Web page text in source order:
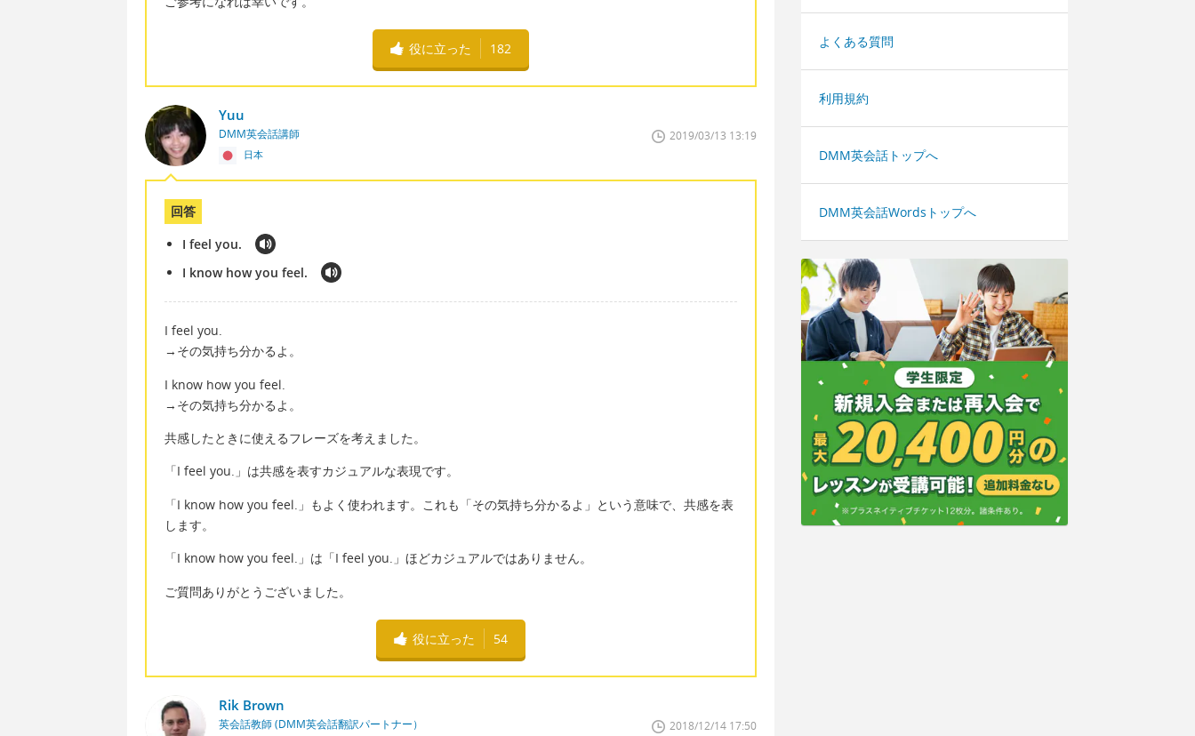
役に立った 182
Yuu
DMM英会話講師
日本
2019/03/13 13:19
回答
I feel you.
I know how you feel.
I feel you.
→その気持ち分かるよ。
I know how you feel.
→その気持ち分かるよ。
共感したときに使えるフレーズを考えました。
「I feel you.」は共感を表すカジュアルな表現です。
「I know how you feel.」もよく使われます。これも「その気持ち分かるよ」という意味で、共感を表
します。
「I know how you feel.」は「I feel you.」ほどカジュアルではありません。
ご質問ありがとうございました。
役に立った 54
Rik Brown
英会話教師 (DMM英会話翻訳パートナー） 2018/12/14 17:50
よくある質問
利用規約
DMM英会話トップへ
DMM英会話Wordsトップへ